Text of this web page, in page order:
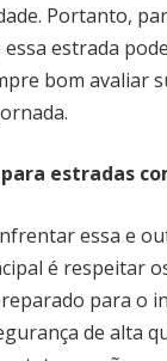
Portanto,
estrada
bom avaliar
estradas
essa e
é respeitar
para o
de alta